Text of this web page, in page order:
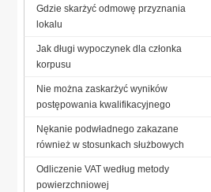
Gdzie skarżyć odmowę przyznania
lokalu
Jak długi wypoczynek dla członka
korpusu
Nie można zaskarżyć wyników
postępowania kwalifikacyjnego
Nękanie podwładnego zakazane
również w stosunkach służbowych
Odliczenie VAT według metody
powierzchniowej